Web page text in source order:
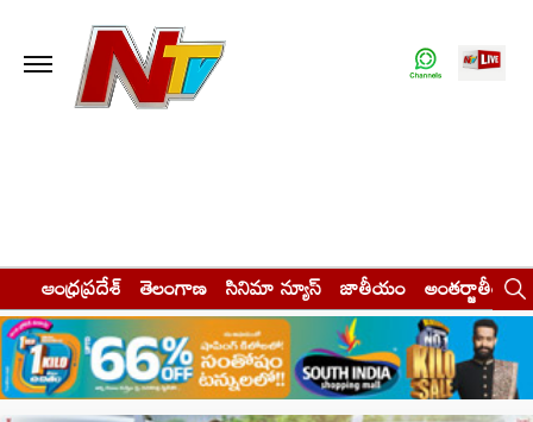
ఆంధ్రప్రదేశ్ తెలంగాణ సినిమా న్యూస్ జాతీయం అంతర్జాతీయం